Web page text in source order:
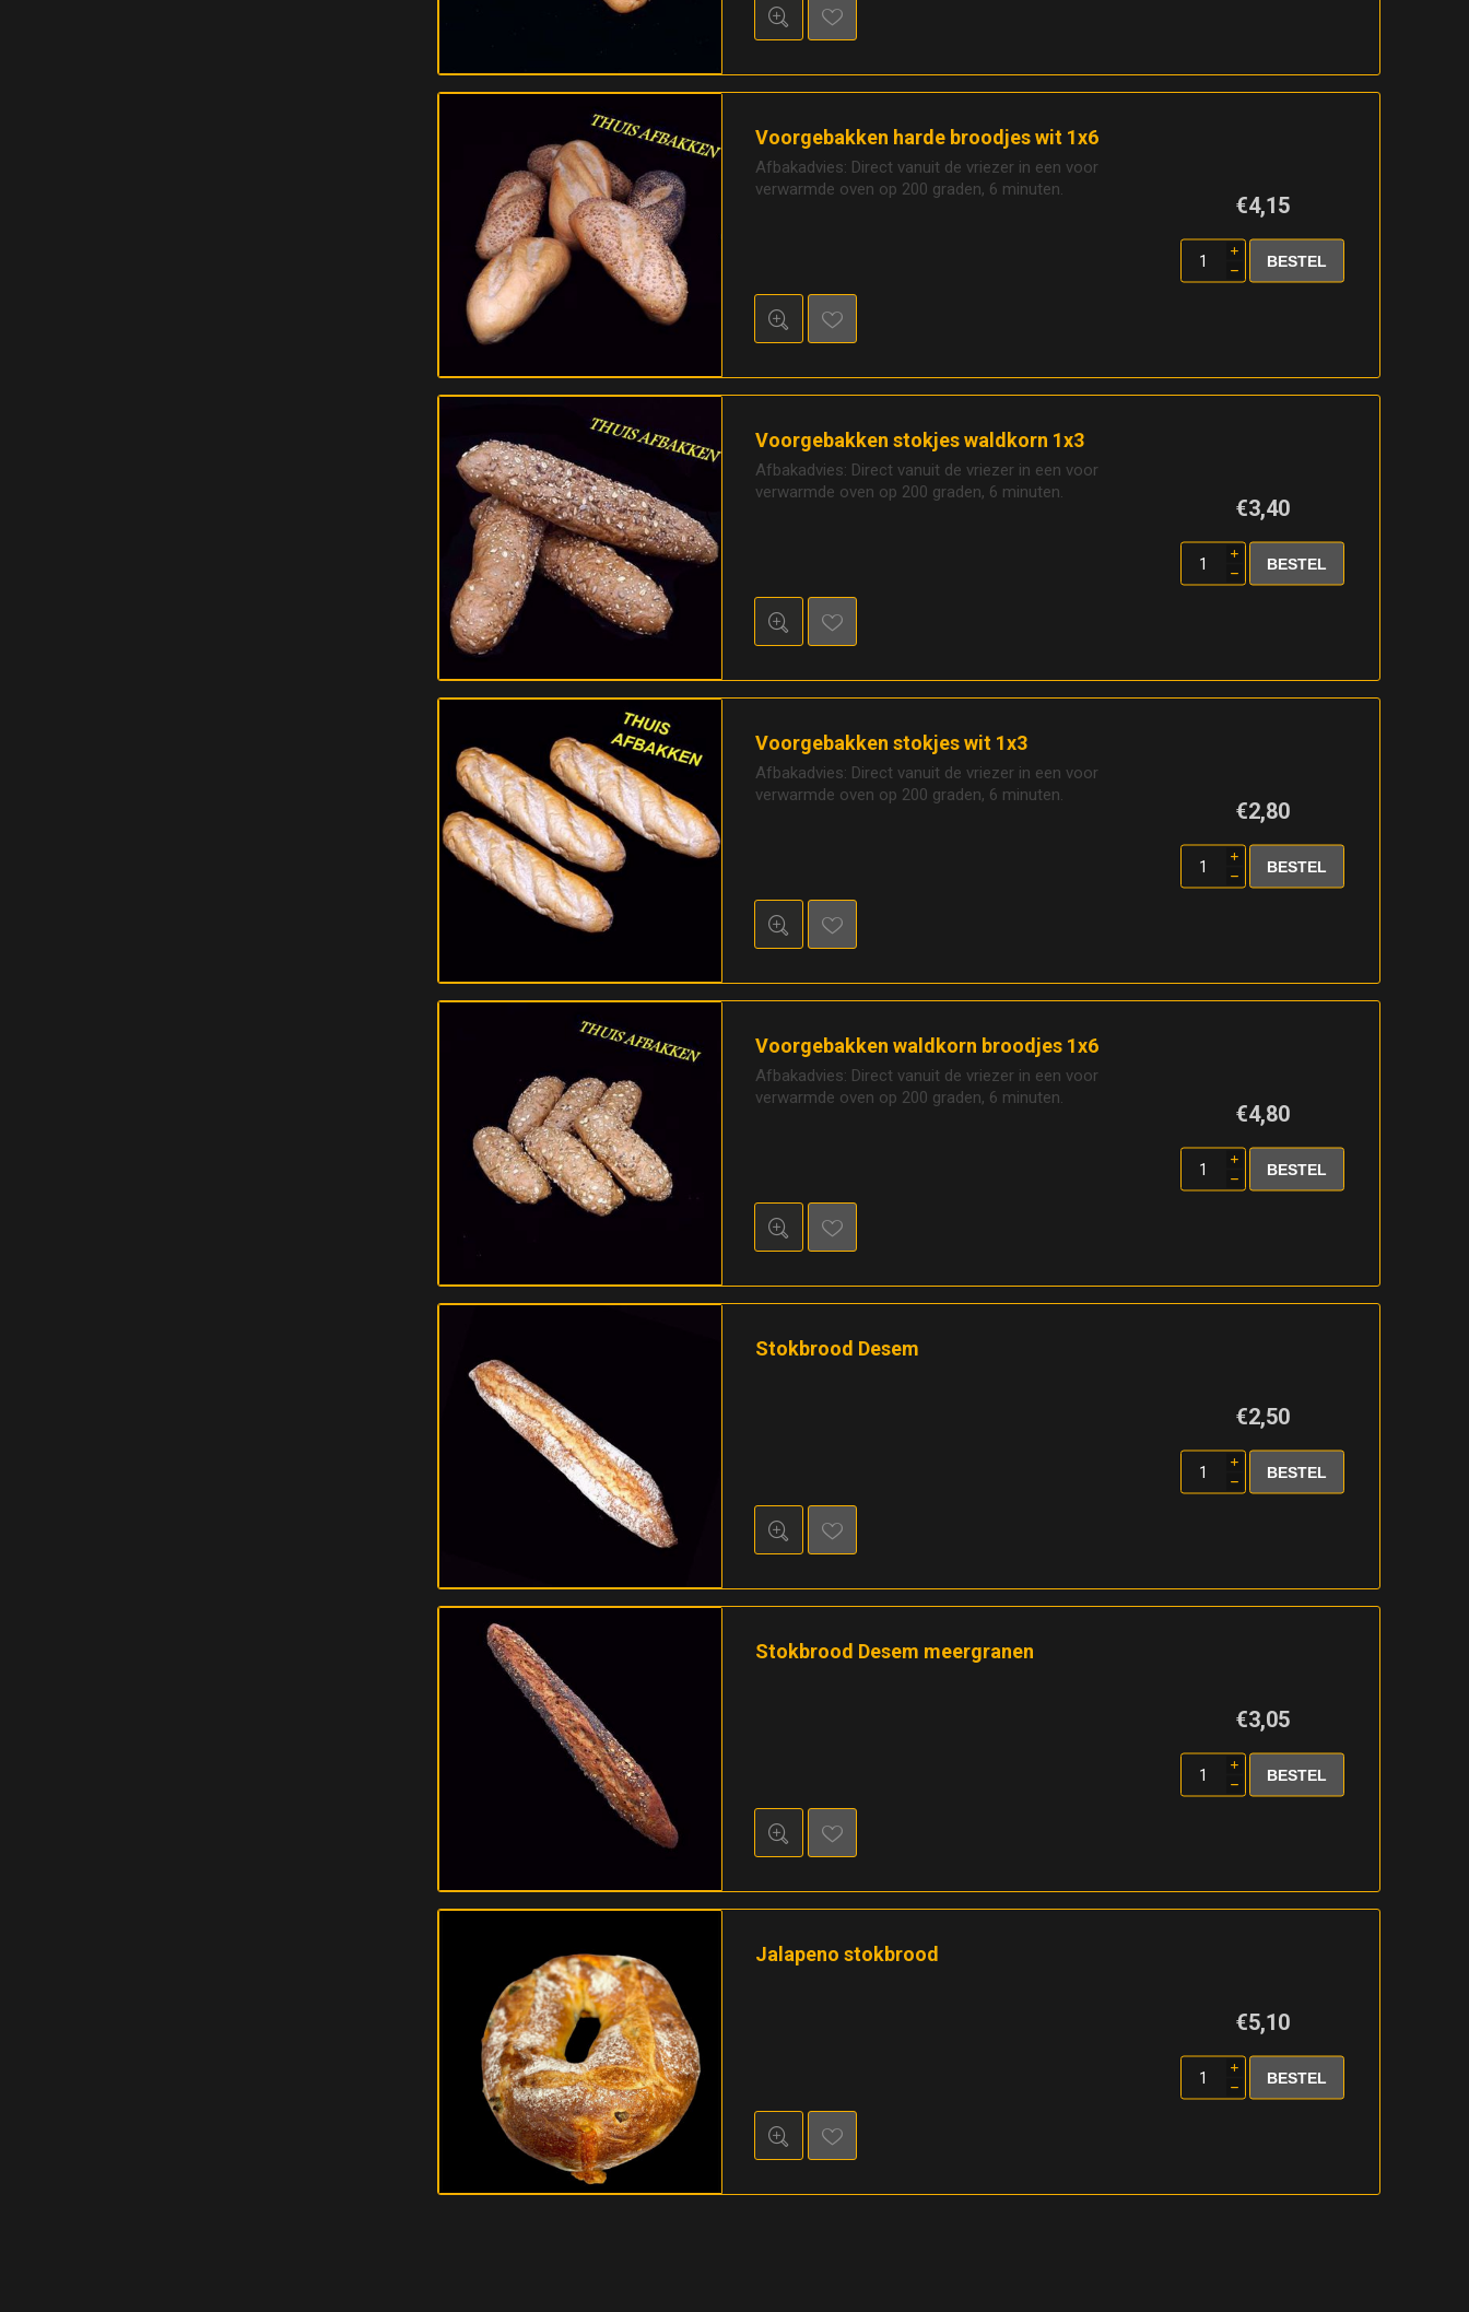
Voorgebakken harde broodjes wit 1x6
Afbakadvies: Direct vanuit de vriezer in een voor
verwarmde oven op 200 graden, 6 minuten.
€4,15
i
h
Voorgebakken stokjes waldkorn 1x3
Afbakadvies: Direct vanuit de vriezer in een voor
verwarmde oven op 200 graden, 6 minuten.
€3,40
i
h
Voorgebakken stokjes wit 1x3
Afbakadvies: Direct vanuit de vriezer in een voor
verwarmde oven op 200 graden, 6 minuten.
€2,80
i
h
Voorgebakken waldkorn broodjes 1x6
Afbakadvies: Direct vanuit de vriezer in een voor
verwarmde oven op 200 graden, 6 minuten.
€4,80
i
h
Stokbrood Desem
€2,50
i
h
Stokbrood Desem meergranen
€3,05
i
h
Jalapeno stokbrood
€5,10
i
h